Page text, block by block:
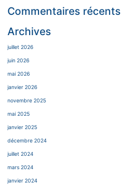
Commentaires récents
Archives
juillet 2026
juin 2026
mai 2026
janvier 2026
novembre 2025
mai 2025
janvier 2025
décembre 2024
juillet 2024
mars 2024
janvier 2024